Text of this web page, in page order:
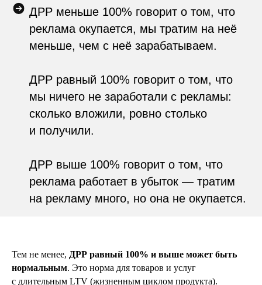
ДРР меньше 100% говорит о том, что
реклама окупается, мы тратим на неё
меньше, чем с неё зарабатываем.
ДРР равный 100% говорит о том, что
мы ничего не заработали с рекламы:
сколько вложили, ровно столько
и получили.
ДРР выше 100% говорит о том, что
реклама работает в убыток — тратим
на рекламу много, но она не окупается.
Тем не менее, ДРР равный 100% и выше может быть
нормальным. Это норма для товаров и услуг
с длительным LTV (жизненным циклом продукта).